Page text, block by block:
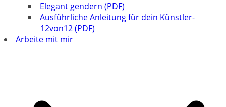
Elegant gendern (PDF)
Ausführliche Anleitung für dein Künstler-
12von12 (PDF)
Arbeite mit mir